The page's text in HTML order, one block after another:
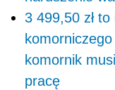
3 499,50 zł
komornik
pracę